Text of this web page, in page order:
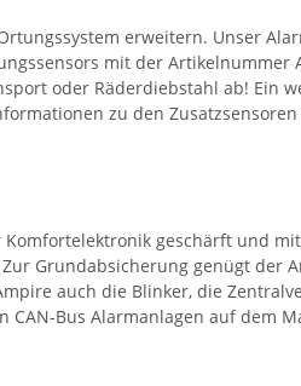
erweitern. Unser
mit der Artikelnummer
oder Räderdiebstahl ab! Ein
zu den
geschärft und
Grundabsicherung genügt der
auch die Blinker, die
Bus Alarmanlagen auf dem